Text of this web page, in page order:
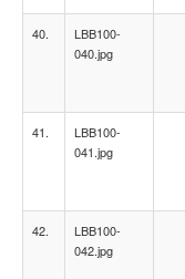
40.
LBB100-
040.jpg
41.
LBB100-
041.jpg
42.
LBB100-
042.jpg